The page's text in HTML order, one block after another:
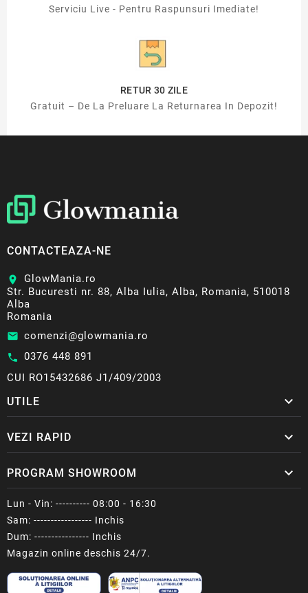
Serviciu Live - Pentru Raspunsuri Imediate!
RETUR 30 ZILE
Gratuit – De La Preluare La Returnarea In Depozit!
CONTACTEAZA-NE
location_on
GlowMania.ro
Str. Bucuresti nr. 88, Alba Iulia, Alba, Romania, 510018
Alba
Romania
email comenzi@glowmania.ro
call 0376 448 891
CUI RO15432686 J1/409/2003
UTILE 
VEZI RAPID 
PROGRAM SHOWROOM 
Lun - Vin: ---------- 08:00 - 16:30
Sam: ----------------- Inchis
Dum: ---------------- Inchis
Magazin online deschis 24/7.